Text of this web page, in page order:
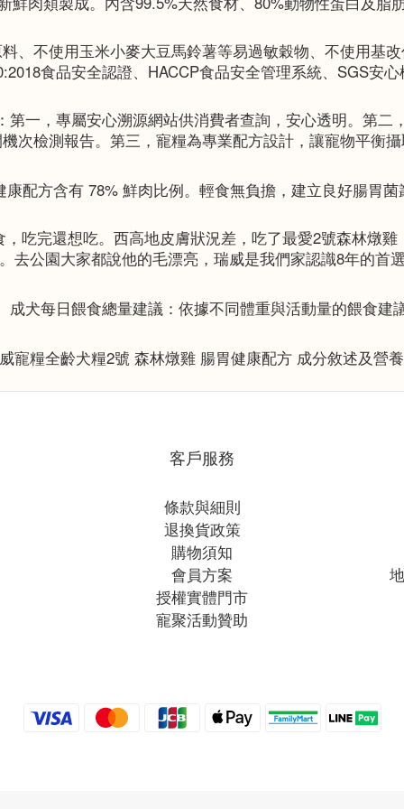
客戶服務
條款與細則
退換貨政策
購物須知
會員方案
授權實體門市
寵聚活動贊助